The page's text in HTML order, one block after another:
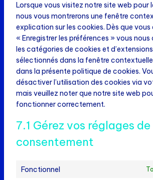
Lorsque vous visitez notre site web pour
nous vous montrerons une fenêtre
explication sur les cookies. Dès que vous
« Enregistrer les préférences » vous
les catégories de cookies et
sélectionnés dans la fenêtre
dans la présente politique de cookies.
désactiver l’utilisation des cookies via
mais veuillez noter que notre site web
fonctionner correctement.
7.1 Gérez vos réglages de
consentement
Fonctionnel